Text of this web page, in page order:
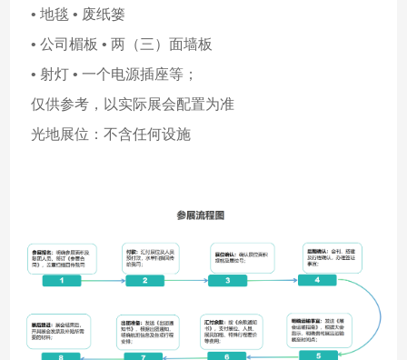
• 地毯 • 废纸篓
• 公司楣板 • 两（三）面墙板
• 射灯 • 一个电源插座等；
仅供参考，以实际展会配置为准
光地展位：不含任何设施